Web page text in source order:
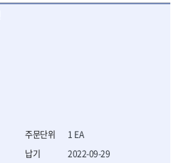
1 EA
2022-09-29